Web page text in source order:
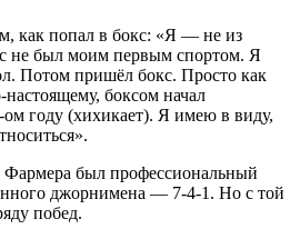
как попал в бокс: «Я — не из
не был моим первым спортом. Я
Потом пришёл бокс. Просто как
боксом начал
ом году (хихикает). Я имею в виду,
был профессиональный
джорнимена — 7-4-1. Но с той
побед.